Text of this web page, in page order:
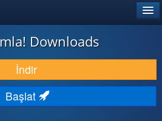
Downloads
İndir
Başlat